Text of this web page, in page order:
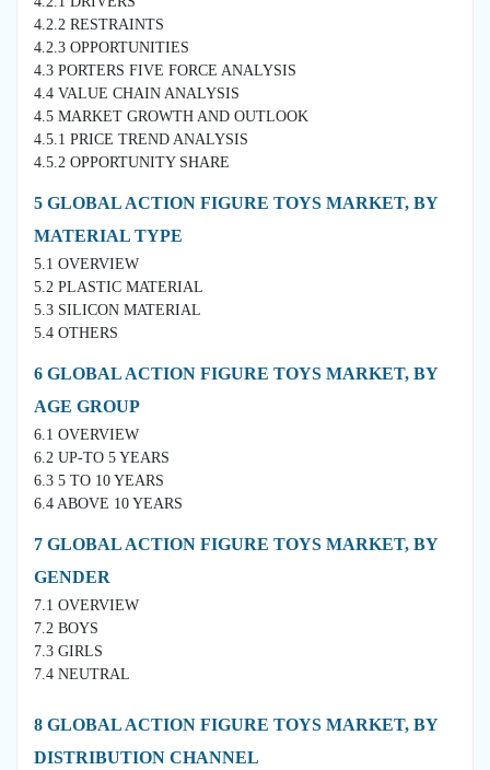
4.2.2 RESTRAINTS
4.2.3 OPPORTUNITIES
4.3 PORTERS FIVE FORCE ANALYSIS
4.4 VALUE CHAIN ANALYSIS
4.5 MARKET GROWTH AND OUTLOOK
4.5.1 PRICE TREND ANALYSIS
4.5.2 OPPORTUNITY SHARE
5 GLOBAL ACTION FIGURE TOYS MARKET, BY
MATERIAL TYPE
5.1 OVERVIEW
5.2 PLASTIC MATERIAL
5.3 SILICON MATERIAL
5.4 OTHERS
6 GLOBAL ACTION FIGURE TOYS MARKET, BY
AGE GROUP
6.1 OVERVIEW
6.2 UP-TO 5 YEARS
6.3 5 TO 10 YEARS
6.4 ABOVE 10 YEARS
7 GLOBAL ACTION FIGURE TOYS MARKET, BY
GENDER
7.1 OVERVIEW
7.2 BOYS
7.3 GIRLS
7.4 NEUTRAL
8 GLOBAL ACTION FIGURE TOYS MARKET, BY
DISTRIBUTION CHANNEL